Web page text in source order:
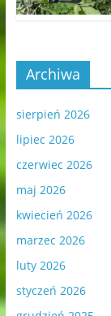
Archiwa
sierpień 2026
lipiec 2026
czerwiec 2026
maj 2026
kwiecień 2026
marzec 2026
luty 2026
styczeń 2026